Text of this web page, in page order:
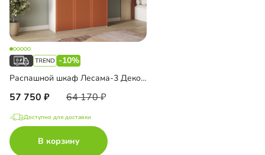
-10%
Распашной шкаф Лесама-3 Декор 1 с антресолью
57 750 64 170
Доступно для доставки
В корзину